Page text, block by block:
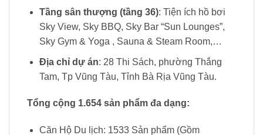
Tầng sân thượng (tầng 36): Tiện ích hồ bơi
Sky View, Sky BBQ, Sky Bar “Sun Lounges”,
Sky Gym & Yoga , Sauna & Steam Room,…
Địa chỉ dự án: 28 Thi Sách, phường Thắng
Tam, Tp Vũng Tàu, Tỉnh Bà Rịa Vũng Tàu.
Tổng cộng 1.654 sản phẩm đa dạng:
Căn Hộ Du lịch: 1533 Sản phẩm (Gồm